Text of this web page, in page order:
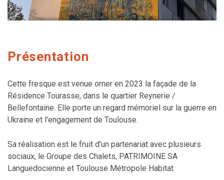
Présentation
Cette fresque est venue orner en 2023 la façade de la
Résidence Tourasse, dans le quartier Reynerie /
Bellefontaine. Elle porte un regard mémoriel sur la guerre en
Ukraine et l'engagement de Toulouse.
Sa réalisation est le fruit d’un partenariat avec plusieurs
sociaux, le Groupe des Chalets, PATRIMOINE SA
Languedocienne et Toulouse Métropole Habitat.